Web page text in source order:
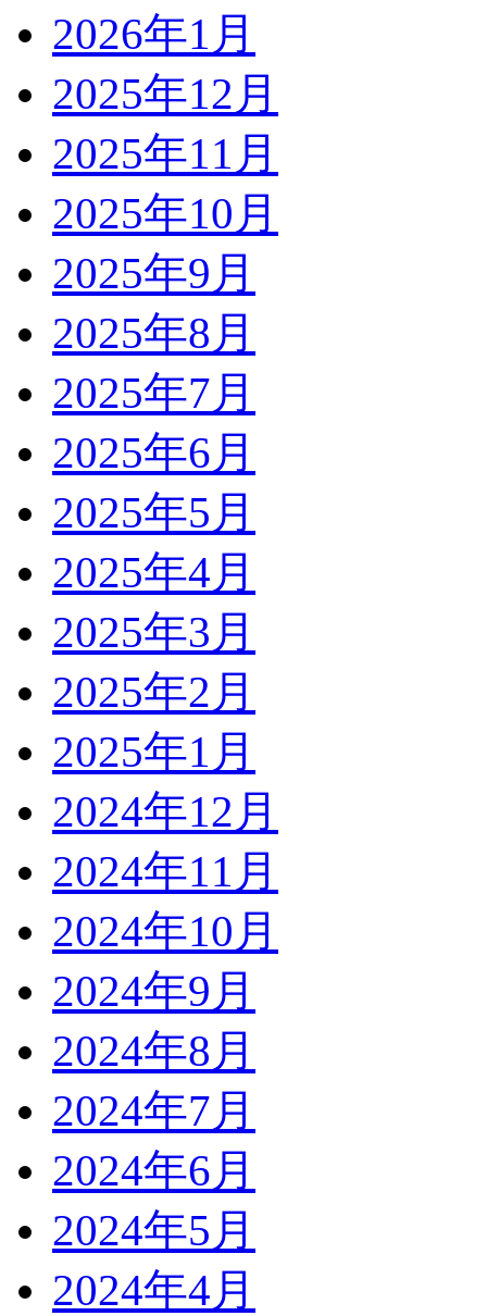
2026年1月
2025年12月
2025年11月
2025年10月
2025年9月
2025年8月
2025年7月
2025年6月
2025年5月
2025年4月
2025年3月
2025年2月
2025年1月
2024年12月
2024年11月
2024年10月
2024年9月
2024年8月
2024年7月
2024年6月
2024年5月
2024年4月